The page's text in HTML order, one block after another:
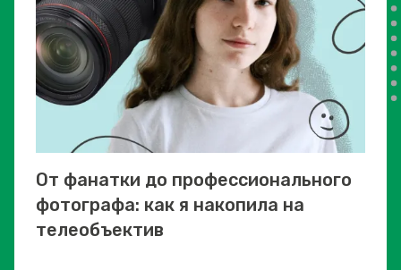
От фанатки до профессионального
фотографа: как я накопила на
телеобъектив